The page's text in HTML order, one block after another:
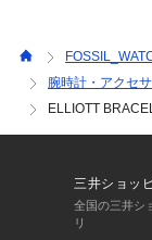
腕時計・アクセ
ELLIOTT
三井ショッ
全国の三井シ
リ